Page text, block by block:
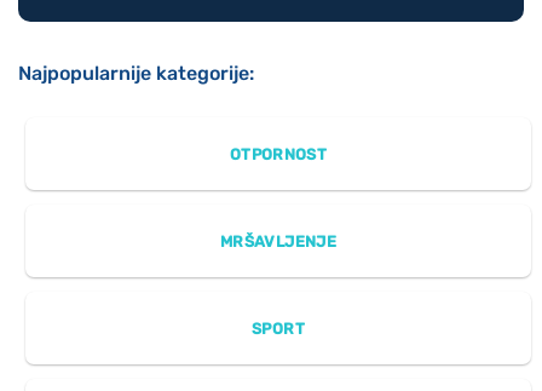
Najpopularnije kategorije:
OTPORNOST
MRŠAVLJENJE
SPORT